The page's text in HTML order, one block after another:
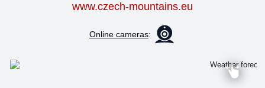
www.czech-mountains.eu
Online cameras: